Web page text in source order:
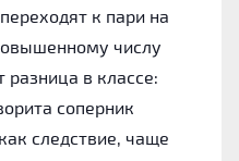
к пари на
числу
разница в классе:
соперник
следствие, чаще